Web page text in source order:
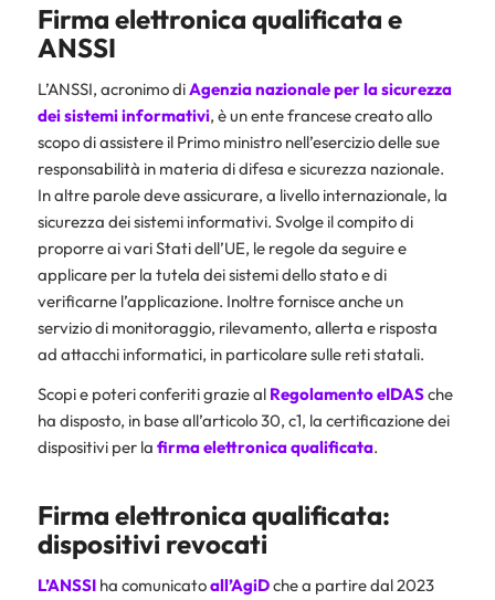
Firma elettronica qualificata e
ANSSI
L’ANSSI, acronimo diAgenzia nazionale per la sicurezza
dei sistemi informativi, è un ente francese creato allo
scopo di assistere il Primo ministro nell’esercizio delle sue
responsabilità in materia di difesa e sicurezza nazionale.
In altre parole deve assicurare, a livello internazionale, la
sicurezza dei sistemi informativi. Svolge il compito di
proporre ai vari Stati dell’UE, le regole da seguire e
applicare per la tutela dei sistemi dello stato e di
verificarne l’applicazione. Inoltre fornisce anche un
servizio di monitoraggio, rilevamento, allerta e risposta
ad attacchi informatici, in particolare sulle reti statali.
Scopi e poteri conferiti grazie al Regolamento eIDASche
ha disposto, in base all’articolo 30, c1, la certificazione dei
dispositivi per la firma elettronica qualificata.
Firma elettronica qualificata:
dispositivi revocati
L’ANSSIha comunicatoall’AgiDche a partire dal 2023